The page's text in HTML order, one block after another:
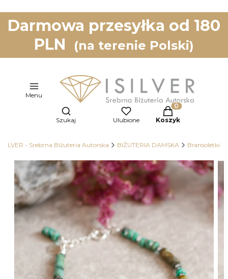
Darmowa przesyłka od 180
PLN
(na terenie Polski)
Menu
Otwórz wyszukiwarkę
Szukaj Ulubione
Produkty w
Koszyk
ISILVER - Srebrna Biżuteria Autorska BIŻUTERIA DAMSKA Bransoletki